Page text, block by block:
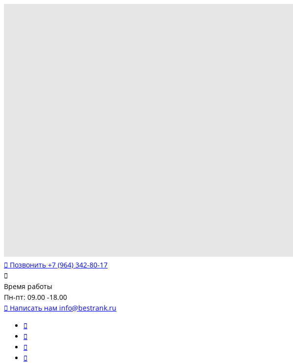
Позвонить +7 (964) 342-80-17
Время работы
Пн-пт: 09.00 -18.00
Написать нам info@bestrank.ru